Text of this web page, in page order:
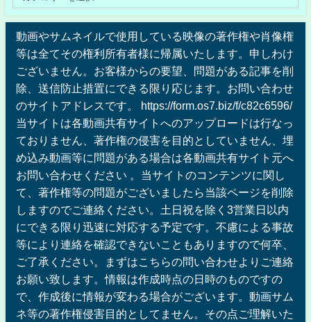
動画やサムネイルで使用している映像の著作権や肖像権
等は全てその権利所有者様に帰属いたします。申しわけ
ございません。お客様からの要望、問題がある記事を削
除、送信防止措置にできる限り応じます。お問い合わせ
のサイトアドレスです。 https://form.os7.biz/f/c82c6596/
当サイトは各動画共有サイトへのアップロードは行なっ
ておりません、著作権の侵害を目的としていません、埋
め込み動画等に問題がある場合は各動画共有サイト元へ
お問い合わせください 。当サイトのコンテンツに関し
て、著作権等の問題がございましたら当該ページを削除
しますのでご連絡ください。土日祝を除く3営業日以内
にできる限り迅速に対応する予定です。不慮による事故
等により連絡を確認できないこともありますので何卒、
ご了承ください。まずはこちらの問い合わせよりご連絡
お願い致します。情報は作成時点の日時のものですの
で、作成後に情報が変わる場合がございます。動画サム
ネ等の著作権侵害目的としてません。その点ご理解いた